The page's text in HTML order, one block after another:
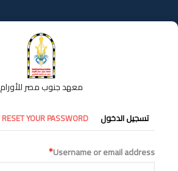
إلى
المحتوى
معهد جنوب مصر للأورام
التبويبات
الأساسية
تسجيل الدخول RESET YOUR PASSWORD
Username or email address